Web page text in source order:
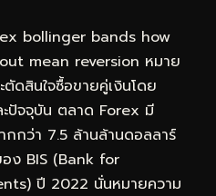
bollinger bands how
mean reversion หมาย
ตัดสินใจซื้อขายคู่เงินโดย
ปัจจุบัน ตลาด Forex มี
กว่า 7.5 ล้านล้านดอลลาร์
ง BIS (Bank for
ปี 2022 นั่นหมายความ